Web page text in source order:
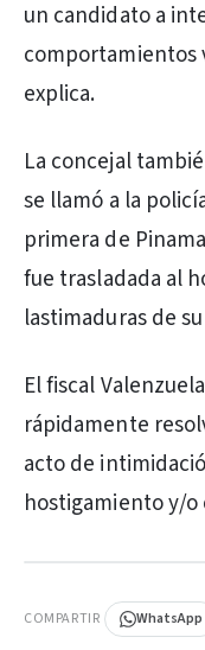
un candidato a
comportamientos
explica.
La concejal
se llamó a la
primera de
fue trasladada al
lastimaduras de
El fiscal
rápidamente
acto de
hostigamiento y/
COMPARTIR WhatsApp